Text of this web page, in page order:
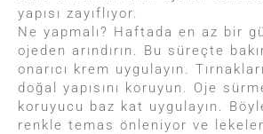
yapısı zayıflıyor.
Ne yapmalı? Haftada en az bir
ojeden arındırın. Bu süreçte
onarıcı krem uygulayın.
doğal yapısını koruyun. Oje
koruyucu baz kat uygulayın.
renkle temas önleniyor ve